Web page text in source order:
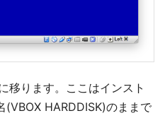
移ります。ここはインスト
(VBOX HARDDISK)のままで